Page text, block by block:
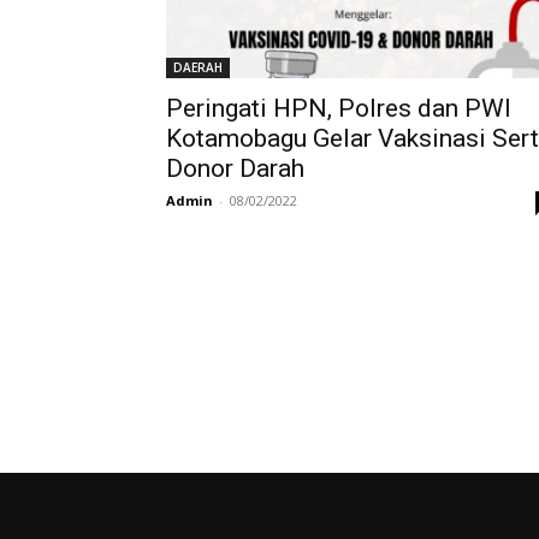
DAERAH
Peringati HPN, Polres dan PWI
Kotamobagu Gelar Vaksinasi
Donor Darah
Admin - 08/02/2022